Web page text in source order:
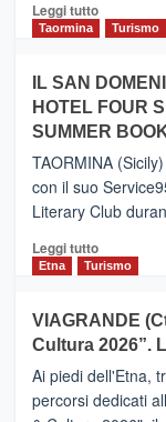
e
Zanzibar
da
Neos
Leggi tuttoLeggi
ETNEO
–
Meta
turistica
privilegiata
secondo
dati
di
Anche
la
Alcantara
nei
Taormina Turismo
IL SAN
HOTEL FOUR
SUMMER
TAORMINA
con il suo
Literary Club
Leggi tuttoLeggi
di
IL
SAN
PALACE
Etna Turismo
VIAGRANDE
Cultura 2026”.
Ai piedi dell'Etna,
percorsi dedicati